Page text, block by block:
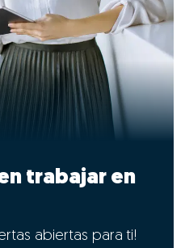
trabajar en
abiertas para ti!